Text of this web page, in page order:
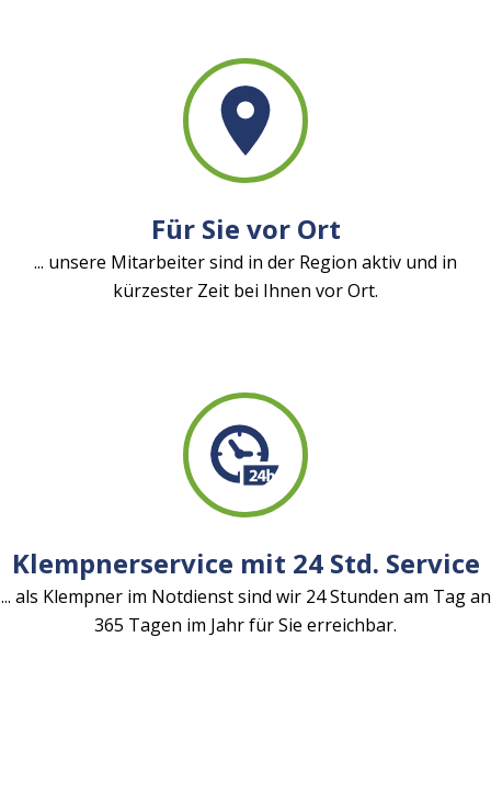
Für Sie vor Ort
... unsere Mitarbeiter sind in der Region aktiv und in
kürzester Zeit bei Ihnen vor Ort.
Klempnerservice mit 24 Std. Service
... als Klempner im Notdienst sind wir 24 Stunden am Tag an
365 Tagen im Jahr für Sie erreichbar.